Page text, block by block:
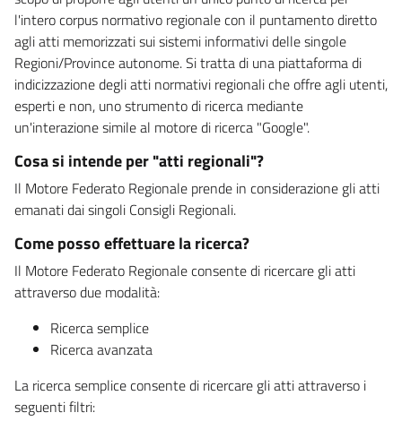
l'intero corpus normativo regionale con il puntamento diretto
agli atti memorizzati sui sistemi informativi delle singole
Regioni/Province autonome. Si tratta di una piattaforma di
indicizzazione degli atti normativi regionali che offre agli utenti,
esperti e non, uno strumento di ricerca mediante
un'interazione simile al motore di ricerca "Google".
Cosa si intende per "atti regionali"?
Il Motore Federato Regionale prende in considerazione gli atti
emanati dai singoli Consigli Regionali.
Come posso effettuare la ricerca?
Il Motore Federato Regionale consente di ricercare gli atti
attraverso due modalità:
Ricerca semplice
Ricerca avanzata
La ricerca semplice consente di ricercare gli atti attraverso i
seguenti filtri: